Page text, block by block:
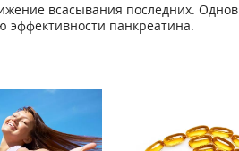
всасывания последних.
эффективности панкреатина.